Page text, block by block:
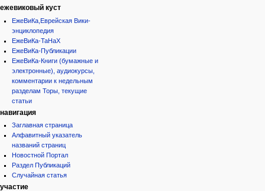
ежевиковый куст
ЕжеВиКа,Еврейская Вики-
энциклопедия
ЕжеВиКа-ТаНаХ
ЕжеВиКа-Публикации
ЕжеВиКа-Книги (бумажные и
электронные), аудиокурсы,
комментарии к недельным
разделам Торы, текущие
статьи
навигация
Заглавная страница
Алфавитный указатель
названий страниц
Новостной Портал
Раздел Публикаций
Случайная статья
участие